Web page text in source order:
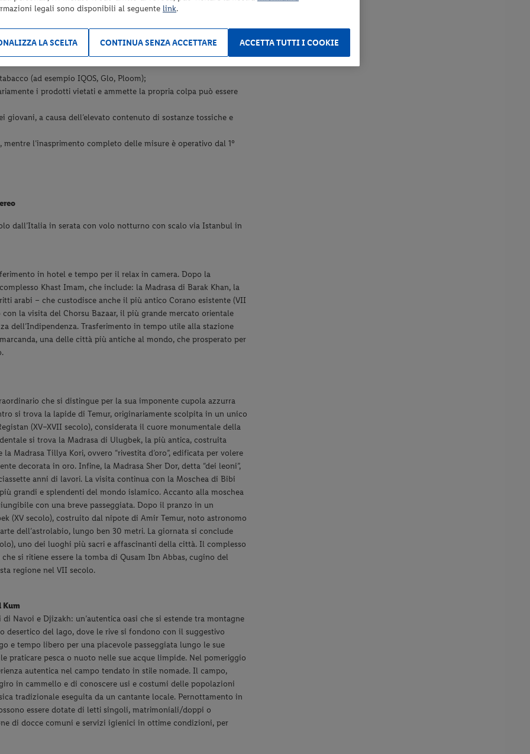
monouso (pod) e i relativi liquidi (compresi quelli senza
importazione o esportazione sono previste sanzioni
nonché lavori correttivi, limitazione o privazione della libertà per
(ad esempio IQOS, Glo, Ploom);
i prodotti vietati e ammette la propria colpa può essere
a causa dell’elevato contenuto di sostanze tossiche e
l’inasprimento completo delle misure è operativo dal 1°
dall’Italia in serata con volo notturno con scalo via Istanbul in
in hotel e tempo per il relax in camera. Dopo la
Khast Imam, che include: la Madrasa di Barak Khan, la
arabi – che custodisce anche il più antico Corano esistente (VII
con la visita del Chorsu Bazaar, il più grande mercato orientale
dell’Indipendenza. Trasferimento in tempo utile alla stazione
una delle città più antiche al mondo, che prosperato per
che si distingue per la sua imponente cupola azzurra
si trova la lapide di Temur, originariamente scolpita in un unico
(XV–XVII secolo), considerata il cuore monumentale della
si trova la Madrasa di Ulugbek, la più antica, costruita
Madrasa Tillya Kori, ovvero “rivestita d’oro”, edificata per volere
decorata in oro. Infine, la Madrasa Sher Dor, detta “dei leoni”,
anni di lavori. La visita continua con la Moschea di Bibi
grandi e splendenti del mondo islamico. Accanto alla moschea
con una breve passeggiata. Dopo il pranzo in un
(XV secolo), costruito dal nipote di Amir Temur, noto astronomo
dell’astrolabio, lungo ben 30 metri. La giornata si conclude
uno dei luoghi più sacri e affascinanti della città. Il complesso
si ritiene essere la tomba di Qusam Ibn Abbas, cugino del
regione nel VII secolo.
Kum
Navoi e Djizakh: un’autentica oasi che si estende tra montagne
desertico del lago, dove le rive si fondono con il suggestivo
e tempo libero per una piacevole passeggiata lungo le sue
praticare pesca o nuoto nelle sue acque limpide. Nel pomeriggio
autentica nel campo tendato in stile nomade. Il campo,
in cammello e di conoscere usi e costumi delle popolazioni
tradizionale eseguita da un cantante locale. Pernottamento in
essere dotate di letti singoli, matrimoniali/doppi o
di docce comuni e servizi igienici in ottime condizioni, per
legali sono disponibili al seguente link.
ACCETTA TUTTI I COOKIE
CONTINUA SENZA ACCETTARE
LA SCELTA